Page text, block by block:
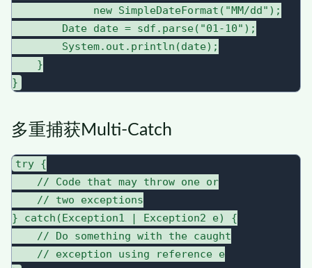
             new SimpleDateFormat("MM/dd");
        Date date = sdf.parse("01-10");
        System.out.println(date);
    }
多重捕获Multi-Catch
try {
    // Code that may throw one or
    // two exceptions
} catch(Exception1 | Exception2 e) {
    // Do something with the caught
    // exception using reference e